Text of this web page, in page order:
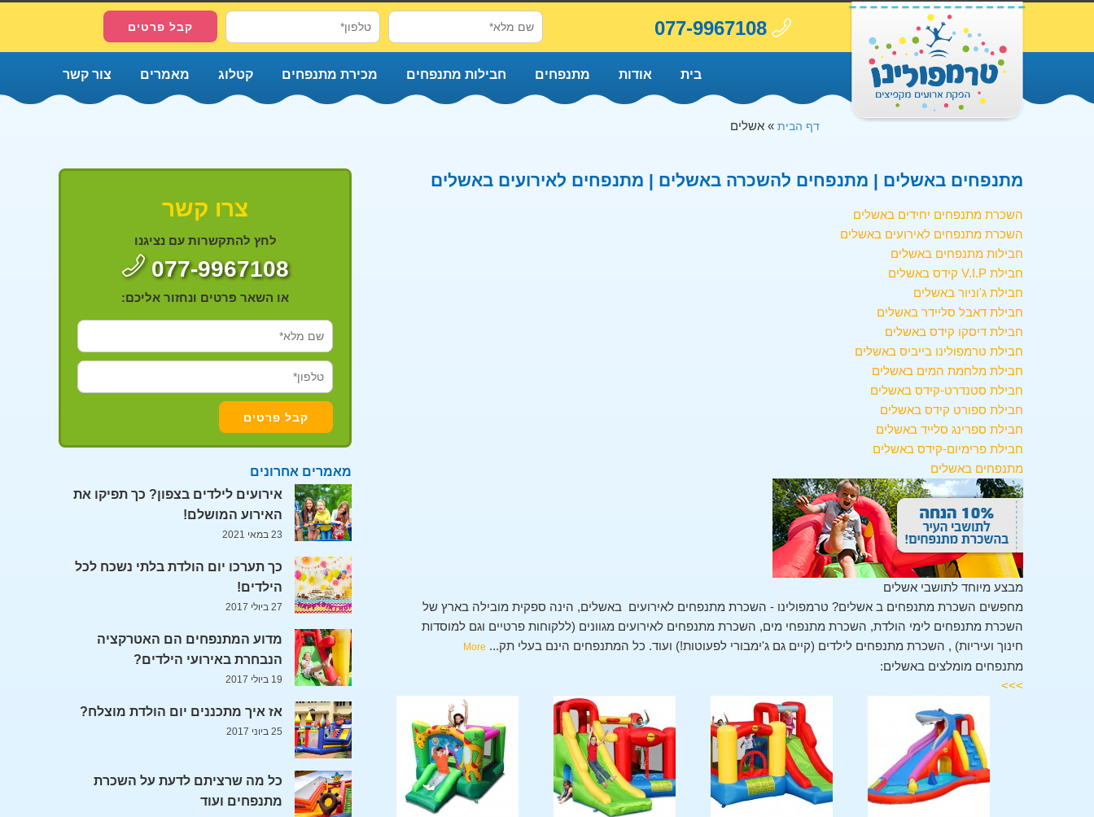
077-9967108
בית אודות מתנפחים חבילות מתנפחים מכירת מתנפחים קטלוג מאמרים צור קשר
דף הבית » אשלים
מתנפחים באשלים | מתנפחים להשכרה באשלים | מתנפחים לאירועים באשלים
השכרת מתנפחים יחידים באשלים
השכרת מתנפחים לאירועים באשלים
חבילות מתנפחים באשלים
חבילת V.I.P קידס באשלים
חבילת ג'וניור באשלים
חבילת דאבל סליידר באשלים
חבילת דיסקו קידס באשלים
חבילת טרמפולינו בייביס באשלים
חבילת מלחמת המים באשלים
חבילת סטנדרט-קידס באשלים
חבילת ספורט קידס באשלים
חבילת ספרינג סלייד באשלים
חבילת פרימיום-קידס באשלים
מתנפחים באשלים
מבצע מיוחד לתושבי אשלים
מחפשים השכרת מתנפחים ב אשלים? טרמפולינו - השכרת מתנפחים לאירועים באשלים, הינה ספקית מובילה בארץ של
השכרת מתנפחים לימי הולדת, השכרת מתנפחי מים, השכרת מתנפחים לאירועים מגוונים (ללקוחות פרטיים וגם למוסדות
חינוך ועיריות) , השכרת מתנפחים לילדים (קיים גם ג'ימבורי לפעוטות!) ועוד. כל המתנפחים הינם בעלי תק...
More
מתנפחים מומלצים באשלים:
>>>
צרו קשר
לחץ להתקשרות עם נציגנו
077-9967108
או השאר פרטים ונחזור אליכם:
מאמרים אחרונים
אירועים לילדים בצפון? כך תפיקו את
האירוע המושלם!
23 במאי 2021
כך תערכו יום הולדת בלתי נשכח לכל
הילדים!
27 ביולי 2017
מדוע המתנפחים הם האטרקציה
הנבחרת באירועי הילדים?
19 ביולי 2017
אז איך מתכננים יום הולדת מוצלח?
25 ביוני 2017
כל מה שרציתם לדעת על השכרת
מתנפחים ועוד